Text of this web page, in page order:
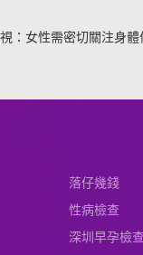
：女性需密切關注身
落仔幾錢
性病檢查
深圳早孕檢